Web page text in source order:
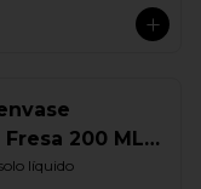
200 ML.
líquido